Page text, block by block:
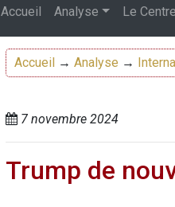
Accueil Analyse Le
Accueil → Analyse →
7 novembre 2024
Trump de